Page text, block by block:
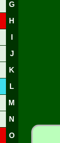
G
H
J
K
L
M
N
O